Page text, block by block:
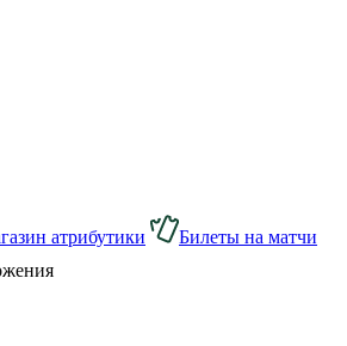
атрибутики
Билеты на матчи